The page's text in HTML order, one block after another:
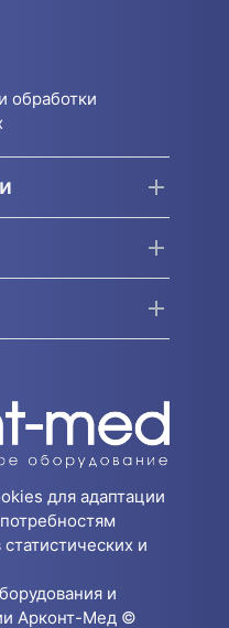
обработки
для адаптации
и
и
Арконт-Мед ©